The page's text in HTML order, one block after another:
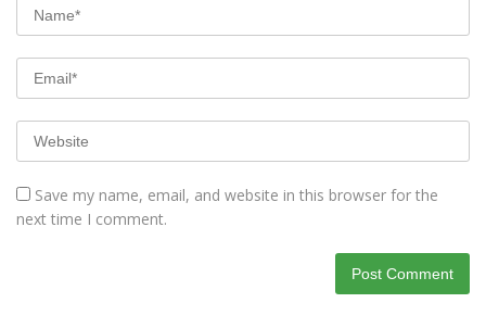
Save my name, email, and website in this browser for the
next time I comment.